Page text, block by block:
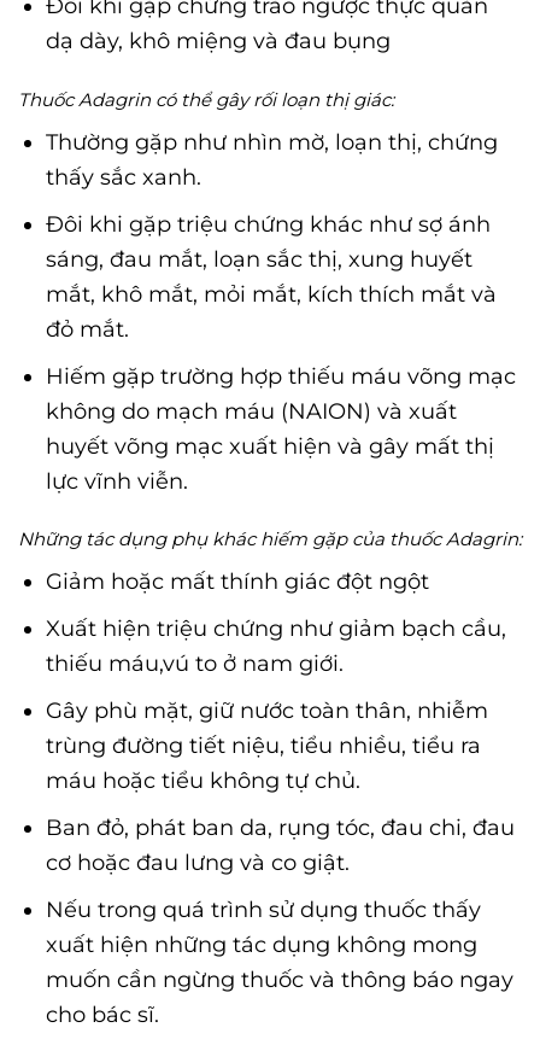
Đôi khi gặp chứng trào ngược thực quản
dạ dày, khô miệng và đau bụng
Thuốc Adagrin có thể gây rối loạn thị giác:
Thường gặp như nhìn mờ, loạn thị, chứng
thấy sắc xanh.
Đôi khi gặp triệu chứng khác như sợ ánh
sáng, đau mắt, loạn sắc thị, xung huyết
mắt, khô mắt, mỏi mắt, kích thích mắt và
đỏ mắt.
Hiếm gặp trường hợp thiếu máu võng mạc
không do mạch máu (NAION) và xuất
huyết võng mạc xuất hiện và gây mất thị
lực vĩnh viễn.
Những tác dụng phụ khác hiếm gặp của thuốc Adagrin:
Giảm hoặc mất thính giác đột ngột
Xuất hiện triệu chứng như giảm bạch cầu,
thiếu máu,vú to ở nam giới.
Gây phù mặt, giữ nước toàn thân, nhiễm
trùng đường tiết niệu, tiểu nhiều, tiểu ra
máu hoặc tiểu không tự chủ.
Ban đỏ, phát ban da, rụng tóc, đau chi, đau
cơ hoặc đau lưng và co giật.
Nếu trong quá trình sử dụng thuốc thấy
xuất hiện những tác dụng không mong
muốn cần ngừng thuốc và thông báo ngay
cho bác sĩ.